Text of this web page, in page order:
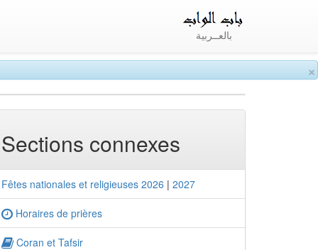
×
بالعــربية
Sections connexes
Fêtes nationales et religieuses 2026 | 2027
Horaires de prières
Coran et Tafsir